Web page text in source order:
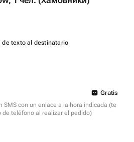
de texto al destinatario
Gratis
SMS con un enlace a la hora indicada (te
teléfono al realizar el pedido)